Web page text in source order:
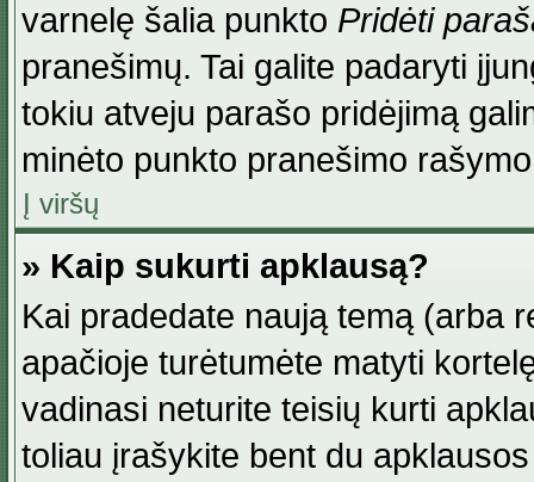
varnelę šalia punkto Pridėti
pranešimų. Tai galite padaryti
tokiu atveju parašo pridėjimą
minėto punkto pranešimo
Į viršų
» Kaip sukurti apklausą?
Kai pradedate naują temą (arba
apačioje turėtumėte matyti
vadinasi neturite teisių kurti
toliau įrašykite bent du